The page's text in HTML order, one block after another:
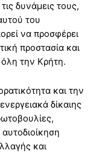
δυνάμεις τους,
του
να προσφέρει
προστασία και
όλη την Κρήτη.
και την
δίκαιης
και